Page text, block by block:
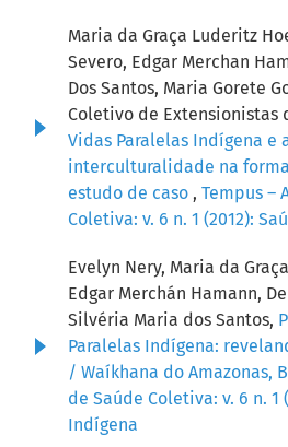
Maria da Graça Luderitz
Severo, Edgar Merchan
Dos Santos, Maria Gorete
Coletivo de Extensionistas
Vidas Paralelas Indígena e
interculturalidade na
estudo de caso , Tempus –
Coletiva: v. 6 n. 1 (2012):
Evelyn Nery, Maria da
Edgar Merchán Hamann,
Silvéria Maria dos Santos,
Paralelas Indígena:
/ Waíkhana do Amazonas,
de Saúde Coletiva: v. 6 n. 1
Indígena